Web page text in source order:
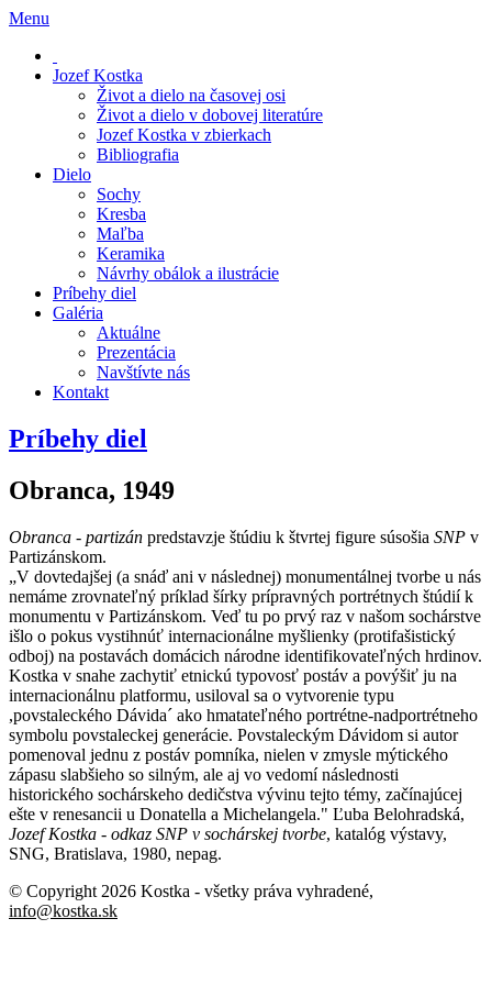
Menu
Jozef Kostka
Život a dielo na časovej osi
Život a dielo v dobovej literatúre
Jozef Kostka v zbierkach
Bibliografia
Dielo
Sochy
Kresba
Maľba
Keramika
Návrhy obálok a ilustrácie
Príbehy diel
Galéria
Aktuálne
Prezentácia
Navštívte nás
Kontakt
Príbehy diel
Obranca, 1949
Obranca - partizán predstavzje štúdiu k štvrtej figure súsošia SNP v
Partizánskom.
„V dovtedajšej (a snáď ani v následnej) monumentálnej tvorbe u nás
nemáme zrovnateľný príklad šírky prípravných portrétnych štúdií k
monumentu v Partizánskom. Veď tu po prvý raz v našom sochárstve
išlo o pokus vystihnúť internacionálne myšlienky (protifašistický
odboj) na postavách domácich národne identifikovateľných hrdinov.
Kostka v snahe zachytiť etnickú typovosť postáv a povýšiť ju na
internacionálnu platformu, usiloval sa o vytvorenie typu
,povstaleckého Dávida´ ako hmatateľného portrétne-nadportrétneho
symbolu povstaleckej generácie. Povstaleckým Dávidom si autor
pomenoval jednu z postáv pomníka, nielen v zmysle mýtického
zápasu slabšieho so silným, ale aj vo vedomí následnosti
historického sochárskeho dedičstva vývinu tejto témy, začínajúcej
ešte v renesancii u Donatella a Michelangela." Ľuba Belohradská,
Jozef Kostka - odkaz SNP v sochárskej tvorbe, katalóg výstavy,
SNG, Bratislava, 1980, nepag.
© Copyright 2026 Kostka - všetky práva vyhradené,
info@kostka.sk